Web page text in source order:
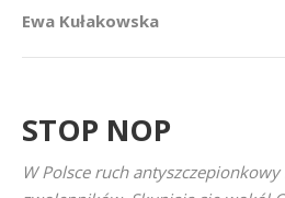
Ewa Kułakowska
STOP NOP
W Polsce ruch